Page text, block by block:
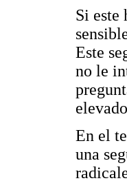
Si este
Este
no le
En el
una